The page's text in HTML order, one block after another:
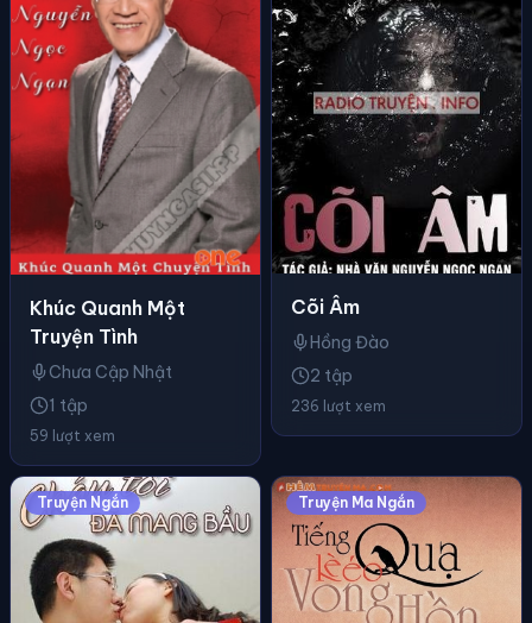
Khúc Quanh Một
Truyện Tình
Chưa Cập Nhật
1 tập
59 lượt xem
Cõi Âm
Hồng Đào
2 tập
236 lượt xem
Truyện Ngắn Truyện Ma Ngắn